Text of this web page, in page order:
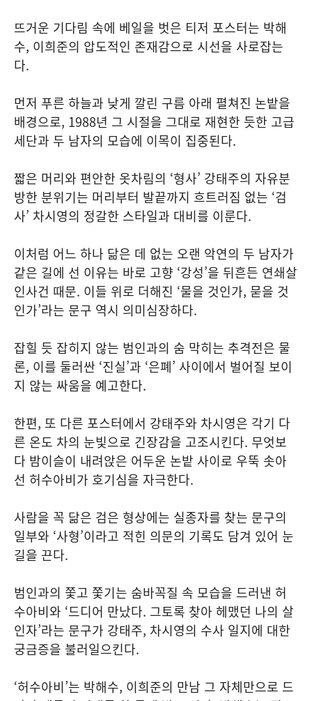
뜨거운 기다림 속에 베일을 벗은 티저 포스터는 박해
수, 이희준의 압도적인 존재감으로 시선을 사로잡는
다.
먼저 푸른 하늘과 낮게 깔린 구름 아래 펼쳐진 논밭을
배경으로, 1988년 그 시절을 그대로 재현한 듯한 고급
세단과 두 남자의 모습에 이목이 집중된다.
짧은 머리와 편안한 옷차림의 ‘형사’ 강태주의 자유분
방한 분위기는 머리부터 발끝까지 흐트러짐 없는 ‘검
사’ 차시영의 정갈한 스타일과 대비를 이룬다.
이처럼 어느 하나 닮은 데 없는 오랜 악연의 두 남자가
같은 길에 선 이유는 바로 고향 ‘강성’을 뒤흔든 연쇄살
인사건 때문. 이들 위로 더해진 ‘물을 것인가, 묻을 것
인가’라는 문구 역시 의미심장하다.
잡힐 듯 잡히지 않는 범인과의 숨 막히는 추격전은 물
론, 이를 둘러싼 ‘진실’과 ‘은폐’ 사이에서 벌어질 보이
지 않는 싸움을 예고한다.
한편, 또 다른 포스터에서 강태주와 차시영은 각기 다
른 온도 차의 눈빛으로 긴장감을 고조시킨다. 무엇보
다 밤이슬이 내려앉은 어두운 논밭 사이로 우뚝 솟아
선 허수아비가 호기심을 자극한다.
사람을 꼭 닮은 검은 형상에는 실종자를 찾는 문구의
일부와 ‘사형’이라고 적힌 의문의 기록도 담겨 있어 눈
길을 끈다.
범인과의 쫓고 쫓기는 숨바꼭질 속 모습을 드러낸 허
수아비와 ‘드디어 만났다. 그토록 찾아 헤맸던 나의 살
인자’라는 문구가 강태주, 차시영의 수사 일지에 대한
궁금증을 불러일으킨다.
‘허수아비’는 박해수, 이희준의 만남 그 자체만으로 드